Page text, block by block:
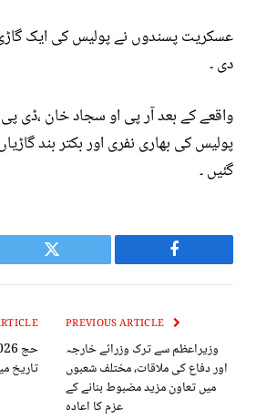
عسکریت پسندوں نے پولیس کی ایک
دی ۔
واقعے کے بعد آر پی او سجاد خان ،ڈی
پولیس کی بھاری نفری اور بکتر بند
گئیں ۔
Facebook
Twitter
وزیراعظم سے ترک وزرائے خارجہ
اور دفاع کی ملاقات، مختلف شعبوں
میں تعاون مزید مضبوط بنانے کے
عزم کا اعادہ
تاریخ